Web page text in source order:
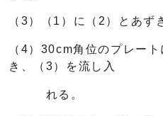
（3）（1）に（2）とあず
（4）30cm角位のプレー
き、（3）を流し入
れる。